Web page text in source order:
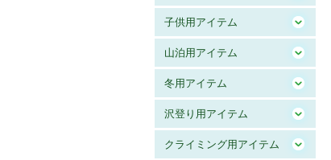
子供用アイテム
山泊用アイテム
冬用アイテム
沢登り用アイテム
クライミング用アイテム